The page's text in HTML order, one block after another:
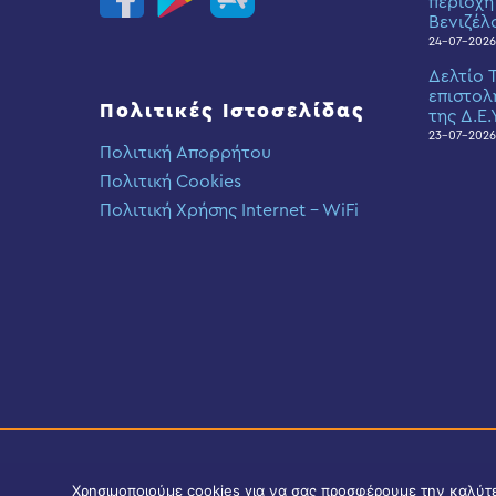
Πολιτικές Ιστοσελίδας
Πολιτική Απορρήτου
Πολιτική Cookies
Πολιτική Χρήσης Internet – WiFi
24-07-2026
Δελτίο
της
23-07-2026
Χρησιμοποιούμε cookies για να σας προσφέρουμε την